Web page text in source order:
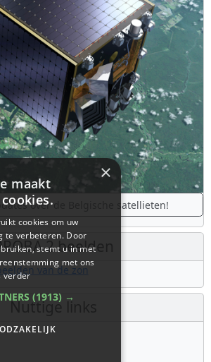
over de Belgische satellieten!
2 beelden
Nuttige links
×
maakt
cookies om uw
te verbeteren. Door
stemt u in met
met ons
verder
(1913) →